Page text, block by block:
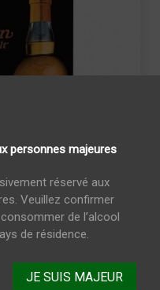
personnes majeures
réservé aux
Veuillez confirmer
de l’alcool
de résidence.
JE SUIS MAJEUR